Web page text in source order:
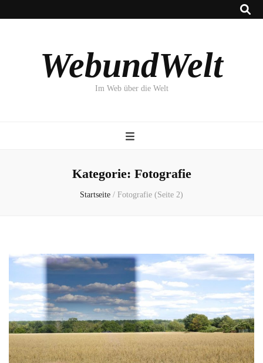
WebundWelt
Im Web über die Welt
Kategorie: Fotografie
Startseite / Fotografie (Seite 2)